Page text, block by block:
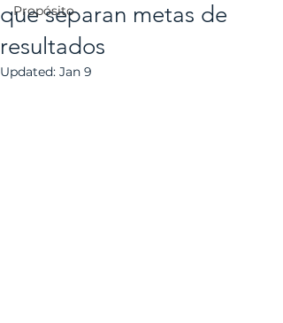
Propósito
que separan metas de
resultados
Updated: Jan 9